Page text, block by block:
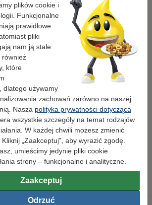
plików cookie i
Funkcjonalne
prawidłowe
pliki
nam ją stale
również
które
dlatego używamy
zachowań zarówno na naszej
Nasza polityka prywatności dotycząca
wszystkie szczegóły na temat rodzajów
W każdej chwili możesz zmienić
„Zaakceptuj”, aby wyrazić zgodę.
umieścimy jedynie pliki cookie
strony – funkcjonalne i analityczne.
Zaakceptuj
Odrzuć
toner
Standard (3 sztuki)
Xerox
006R90147
papier
A4 80 g/m2 (2500 szt.), 123drukuj